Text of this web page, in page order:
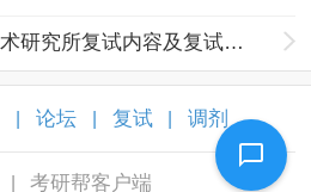
中国科学院新疆理化技术研究所复试内容及复试方式
论坛 复试 调剂
考研帮客户端